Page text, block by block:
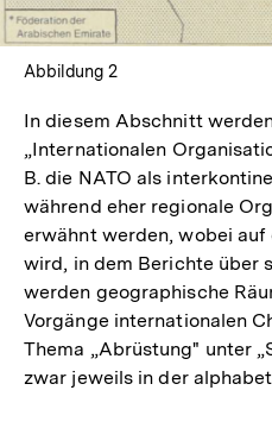
Abbildung 2
In diesem Abschnitt
„Internationalen
B. die NATO als
während eher regionale
erwähnt werden, wobei
wird, in dem Berichte über
werden geographische
Vorgänge internationalen
Thema „Abrüstung" unter
zwar jeweils in der